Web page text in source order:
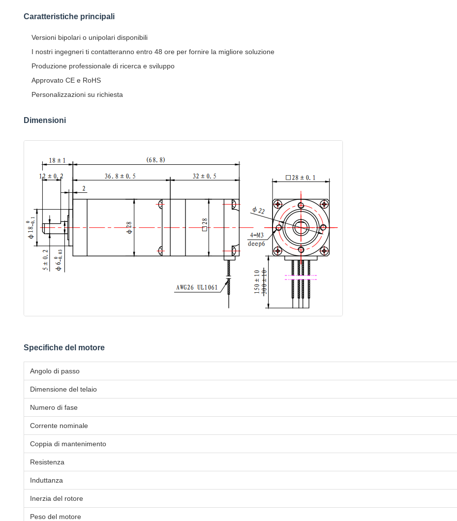
Caratteristiche principali
Versioni bipolari o unipolari disponibili
I nostri ingegneri ti contatteranno entro 48 ore per fornire la migliore soluzione
Produzione professionale di ricerca e sviluppo
Approvato CE e RoHS
Personalizzazioni su richiesta
Dimensioni
Specifiche del motore
Angolo di passo
Dimensione del telaio
Numero di fase
Corrente nominale
Coppia di mantenimento
Resistenza
Induttanza
Inerzia del rotore
Peso del motore